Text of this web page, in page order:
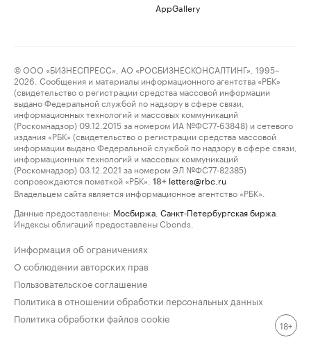
AppGallery
© ООО «БИЗНЕСПРЕСС», АО «РОСБИЗНЕСКОНСАЛТИНГ», 1995–
2026. Сообщения и материалы информационного агентства «РБК»
(свидетельство о регистрации средства массовой информации
выдано Федеральной службой по надзору в сфере связи,
информационных технологий и массовых коммуникаций
(Роскомнадзор) 09.12.2015 за номером ИА №ФС77-63848) и сетевого
издания «РБК» (свидетельство о регистрации средства массовой
информации выдано Федеральной службой по надзору в сфере связи,
информационных технологий и массовых коммуникаций
(Роскомнадзор) 03.12.2021 за номером ЭЛ №ФС77-82385)
сопровождаются пометкой «РБК».
18+ letters@rbc.ru
Владельцем сайта является информационное агентство «РБК».
Данные предоставлены: Мосбиржа Санкт-Петербургская биржа
Индексы облигаций предоставлены Cbonds.
Информация об ограничениях
О соблюдении авторских прав
Пользовательское соглашение
Политика в отношении обработки персональных данных
Политика обработки файлов cookie
18+